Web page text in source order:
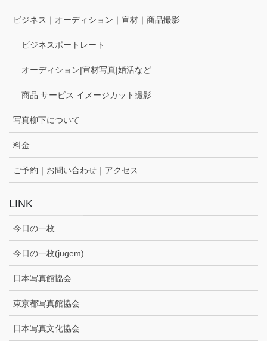
ビジネス｜オーディション｜宣材｜商品撮影
ビジネスポートレート
オーディション|宣材写真|婚活など
商品 サービス イメージカット撮影
写真柳下について
料金
ご予約｜お問い合わせ｜アクセス
LINK
今日の一枚
今日の一枚(jugem)
日本写真館協会
東京都写真館協会
日本写真文化協会